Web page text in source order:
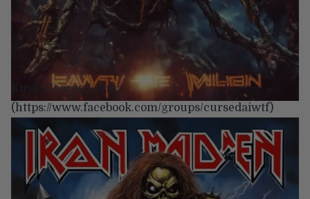
Kuva: George Lerma
(https://www.facebook.com/groups/cursedaiwtf)